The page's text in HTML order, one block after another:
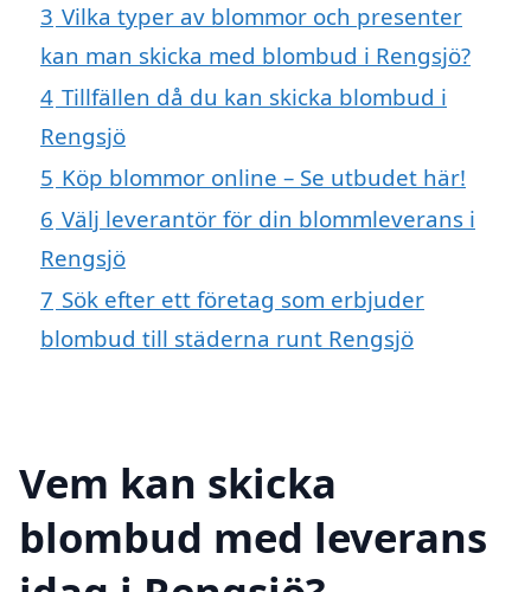
3 Vilka typer av blommor och presenter
kan man skicka med blombud i Rengsjö?
4 Tillfällen då du kan skicka blombud i
Rengsjö
5 Köp blommor online – Se utbudet här!
6 Välj leverantör för din blommleverans i
Rengsjö
7 Sök efter ett företag som erbjuder
blombud till städerna runt Rengsjö
Vem kan skicka
blombud med leverans